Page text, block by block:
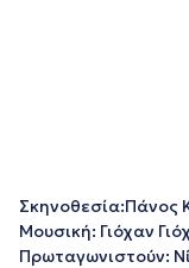
Σκηνοθεσία:Πάνος
Μουσική: Γιόχαν
Πρωταγωνιστούν: